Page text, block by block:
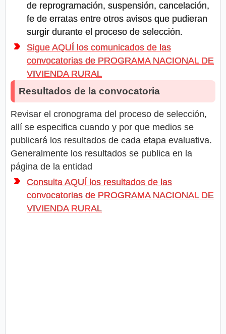
de reprogramación, suspensión, cancelación,
fe de erratas entre otros avisos que pudieran
surgir durante el proceso de selección.
Sigue AQUÍ los comunicados de las
convocatorias de PROGRAMA NACIONAL DE
VIVIENDA RURAL
Resultados de la convocatoria
Revisar el cronograma del proceso de selección,
allí se especifica cuando y por que medios se
publicará los resultados de cada etapa evaluativa.
Generalmente los resultados se publica en la
página de la entidad
Consulta AQUÍ los resultados de las
convocatorias de PROGRAMA NACIONAL DE
VIVIENDA RURAL